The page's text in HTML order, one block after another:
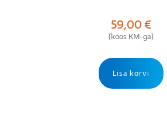
59,00 €
(koos KM-ga)
Lisa korvi